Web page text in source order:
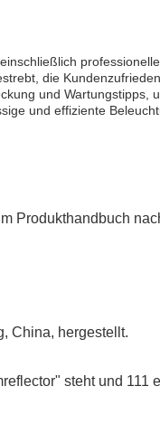
die
und Wartungstipps,
und effiziente
Produkthandbuch
China, hergestellt.
steht und 111